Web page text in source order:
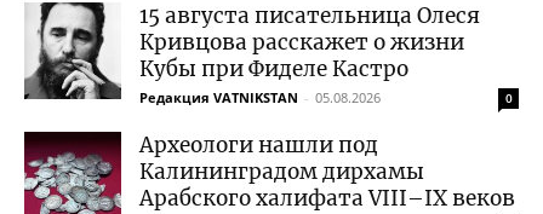
15 августа писательница Олеся
Кривцова расскажет о жизни
Кубы при Фиделе Кастро
Редакция VATNIKSTAN - 05.08.2026 0
Археологи нашли под
Калининградом дирхамы
Арабского халифата VIII–IX веков